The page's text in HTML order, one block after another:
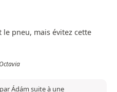
le pneu, mais évitez cette
Ádám suite à une